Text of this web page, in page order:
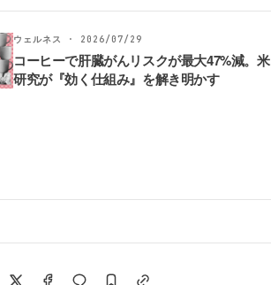
ウェルネス · 2026/07/29
コーヒーで肝臓がんリスクが最大47%減。米
研究が『効く仕組み』を解き明かす